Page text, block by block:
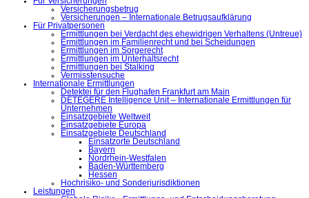
Versicherungsbetrug
Versicherungen – Internationale Betrugsaufklärung
Für Privatpersonen
Ermittlungen bei Verdacht des ehewidrigen Verhaltens (Untreue)
Ermittlungen im Familienrecht und bei Scheidungen
Ermittlungen im Sorgerecht
Ermittlungen im Unterhaltsrecht
Ermittlungen bei Stalking
Vermisstensuche
Internationale Ermittlungen
Detektei für den Flughafen Frankfurt am Main
DETEGERE Intelligence Unit – Internationale Ermittlungen für
Unternehmen
Einsatzgebiete Weltweit
Einsatzgebiete Europa
Einsatzgebiete Deutschland
Einsatzorte Deutschland
Bayern
Nordrhein-Westfalen
Baden-Württemberg
Hessen
Hochrisiko- und Sonderjurisdiktionen
Leistungen